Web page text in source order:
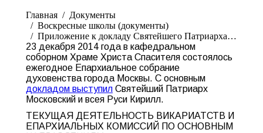
Главная
Документы
Воскресные школы (документы)
Приложение к докладу Святейшего Патриарха…
23 декабря 2014 года в кафедральном
соборном Храме Христа Спасителя состоялось
ежегодное Епархиальное собрание
духовенства города Москвы. С основным
докладом выступил Святейший Патриарх
Московский и всея Руси Кирилл.
ТЕКУЩАЯ ДЕЯТЕЛЬНОСТЬ ВИКАРИАТСТВ И
ЕПАРХИАЛЬНЫХ КОМИССИЙ ПО ОСНОВНЫМ